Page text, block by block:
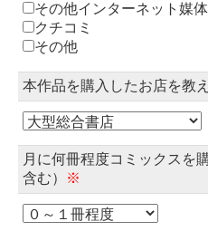
その他インターネット媒
クチコミ
その他
本作品を購入したお店を教
月に何冊程度コミックスを
含む）
※